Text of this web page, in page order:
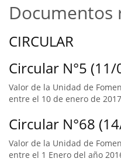
Documentos
CIRCULAR
Circular N°5
Valor de la Unidad de
entre el 10 de enero de
Circular N°68
Valor de la Unidad de
entre el 1 Enero del año